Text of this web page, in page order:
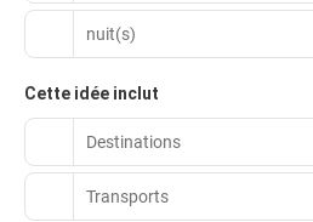
nuit(s)
Cette idée inclut
Destinations
Transports